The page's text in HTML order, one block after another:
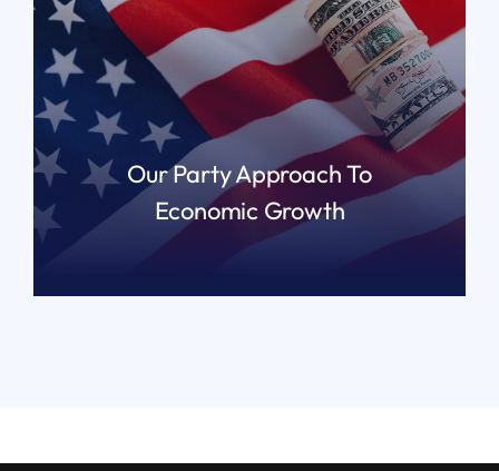
Our Party Approach To
Economic Growth